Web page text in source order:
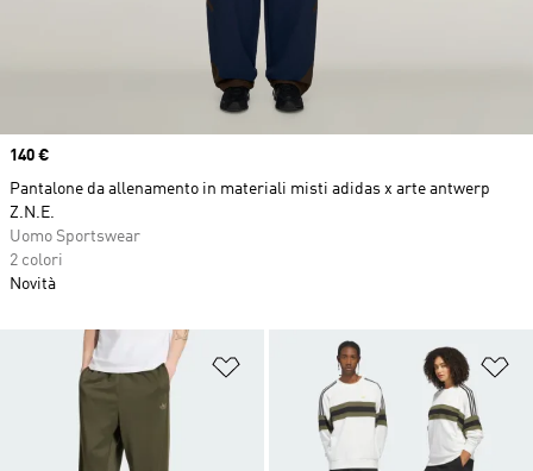
Aggiungi alla lista dei desideri
Price
140 €
Pantalone da allenamento in materiali misti adidas x arte antwerp
Z.N.E.
Uomo Sportswear
2 colori
Novità